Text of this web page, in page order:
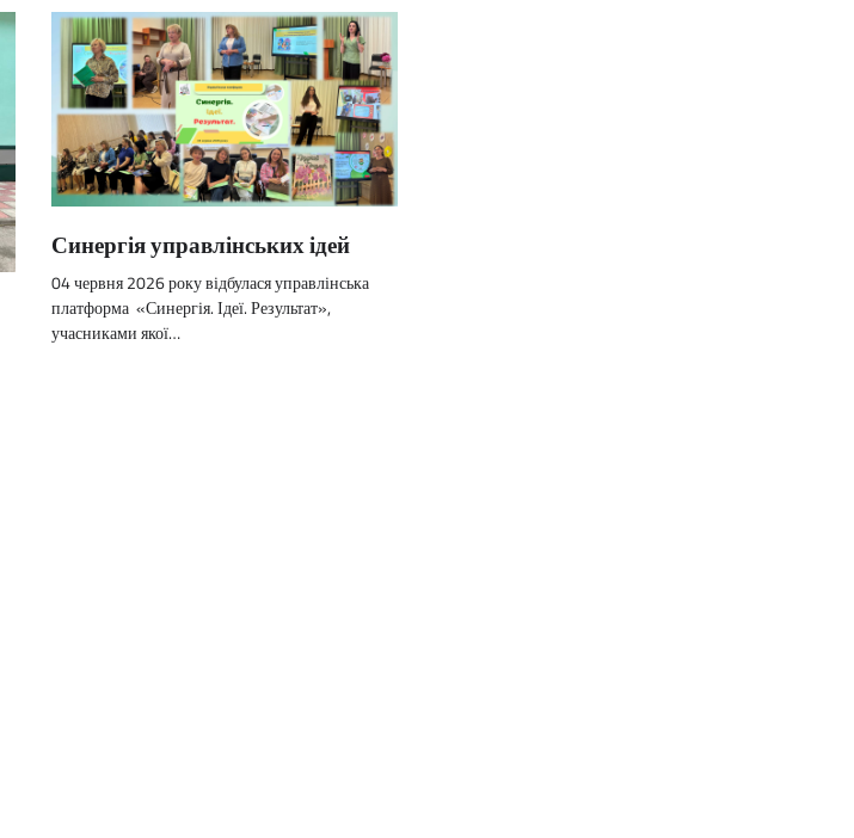
Синергія управлінських ідей
04 червня 2026 року відбулася управлінська
платформа «Синергія. Ідеї. Результат»,
учасниками якої…